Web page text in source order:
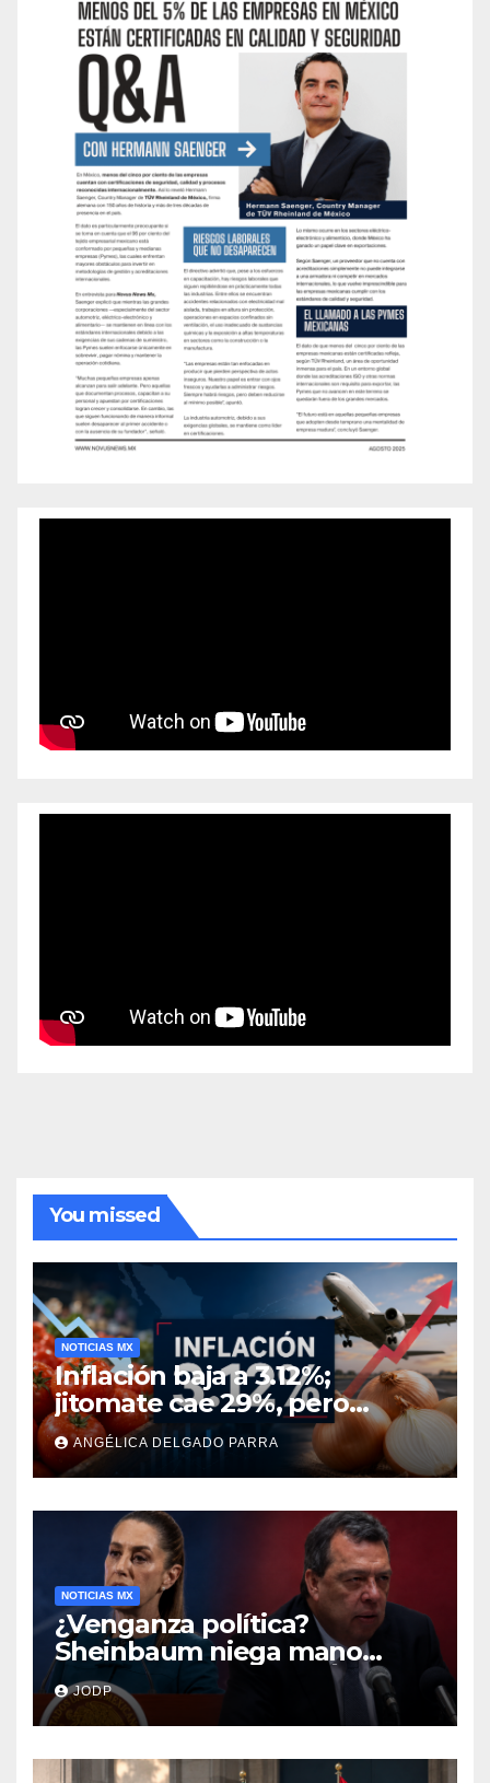
You missed
NOTICIAS MX
Inflación baja a 3.12%;
jitomate cae 29%, pero
cebolla y vuelos se
encarecen
ANGÉLICA DELGADO PARRA
NOTICIAS MX
¿Venganza política?
Sheinbaum niega mano
negra en captura de Ángel
Aguirre
JODP